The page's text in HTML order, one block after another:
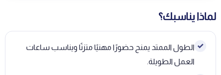
لماذا يناسبك؟
✓ الطول الممتد يمنح حضورًا مهنيًا متزنًا ويناسب ساعات
العمل الطويلة.